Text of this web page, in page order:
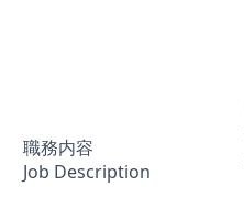
職務内容
Job Description